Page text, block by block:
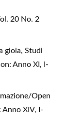
20 No. 2
gioia, Studi
Anno XI, I-
Open
Anno XIV, I-